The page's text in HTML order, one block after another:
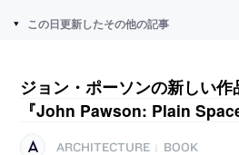
この日更新したその他の記事
ジョン・ポーソンの新しい作
『John Pawson: Plain Space
ARCHITECTURE BOOK